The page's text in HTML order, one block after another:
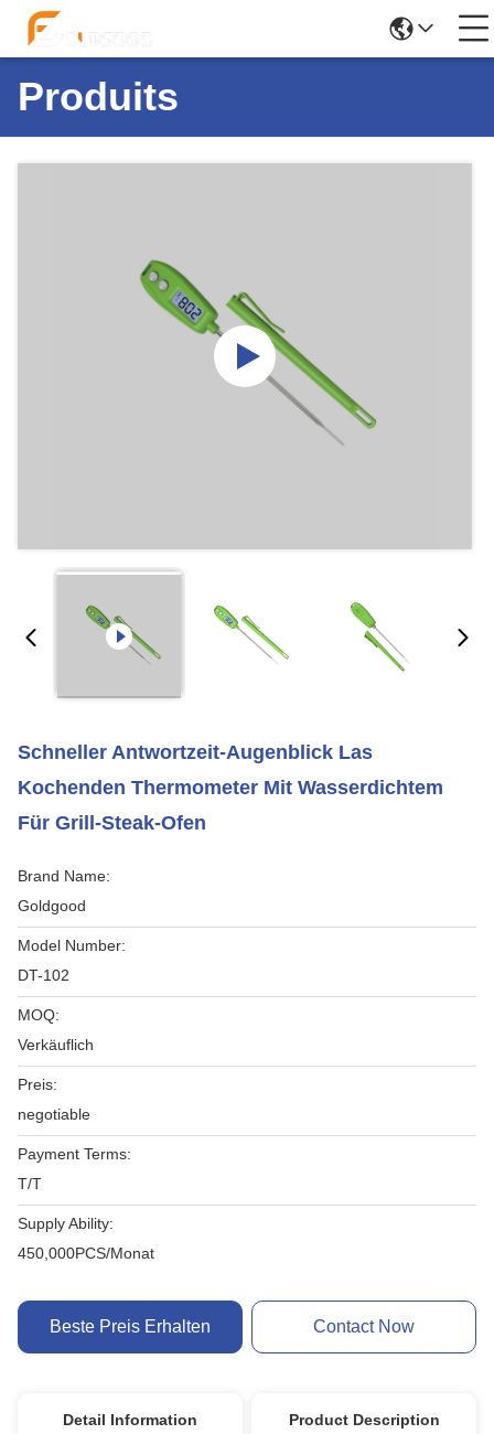
Produits
Schneller Antwortzeit-Augenblick Las
Kochenden Thermometer Mit Wasserdichtem
Für Grill-Steak-Ofen
Brand Name:
Goldgood
Model Number:
DT-102
MOQ:
Verkäuflich
Preis:
negotiable
Payment Terms:
T/T
Supply Ability:
450,000PCS/Monat
Beste Preis Erhalten Contact Now
Detail Information Product Description